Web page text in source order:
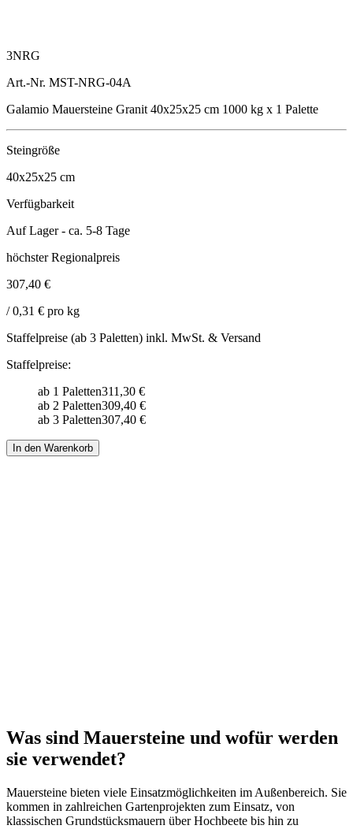
3NRG
Art.-Nr. MST-NRG-04A
Galamio Mauersteine Granit 40x25x25 cm 1000 kg x 1 Palette
Steingröße
40x25x25 cm
Verfügbarkeit
Auf Lager - ca. 5-8 Tage
höchster Regionalpreis
307,40 €
/ 0,31 € pro kg
Staffelpreise (ab 3 Paletten) inkl. MwSt. & Versand
Staffelpreise:
ab 1 Paletten311,30 €
ab 2 Paletten309,40 €
ab 3 Paletten307,40 €
In den Warenkorb
Was sind Mauersteine und wofür werden
sie verwendet?
Mauersteine bieten viele Einsatzmöglichkeiten im Außenbereich. Sie
kommen in zahlreichen Gartenprojekten zum Einsatz, von
klassischen Grundstücksmauern über Hochbeete bis hin zu